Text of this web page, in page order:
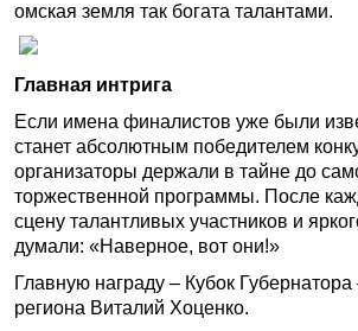
омская земля так богата талантами.
Главная интрига
Если имена финалистов уже были
станет абсолютным победителем
организаторы держали в тайне до
торжественной программы. После
сцену талантливых участников и
думали: «Наверное, вот они!»
Главную награду – Кубок Губернатора
региона Виталий Хоценко.